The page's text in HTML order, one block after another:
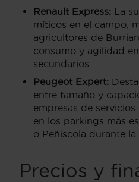
Renault Express: La
míticos en el campo,
agricultores de
consumo y agilidad
secundarios.
Peugeot Expert:
entre tamaño y
empresas de
en los parkings más
o Peñíscola durante la
Precios y